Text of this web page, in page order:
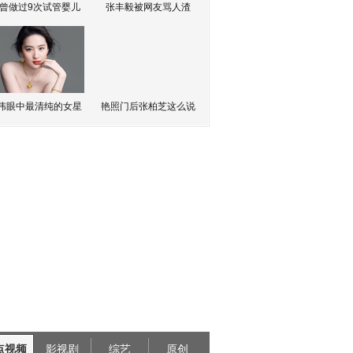
做过9次试管婴儿 张丰毅被网友骂人渣
眼中最清纯的女星 艳照门后张柏芝这么说
视频 影视剧 综艺 原创